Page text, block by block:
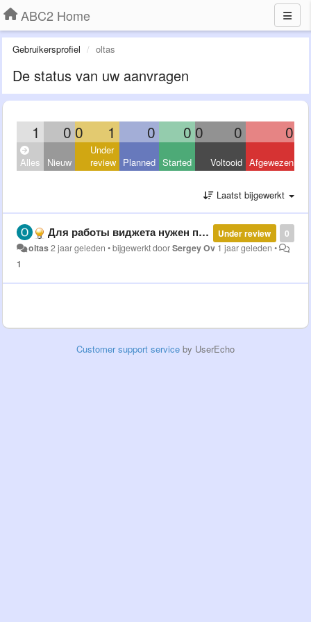
ABC2 Home
Gebruikersprofiel oltas
De status van uw aanvragen
1 0 0 1 0 0 0 0 0
Alles Nieuw
Under
review Planned Started Voltooid Afgewezen
Laatst bijgewerkt
0
Under review
Для работы виджета нужен протокол https - браузеры не грузят картинку по http
oltas2 jaar geleden •bijgewerkt doorSergey Ov 1 jaar geleden •
1
Customer support service by UserEcho